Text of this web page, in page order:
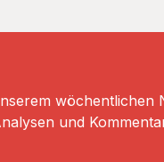
wöchentlichen
und